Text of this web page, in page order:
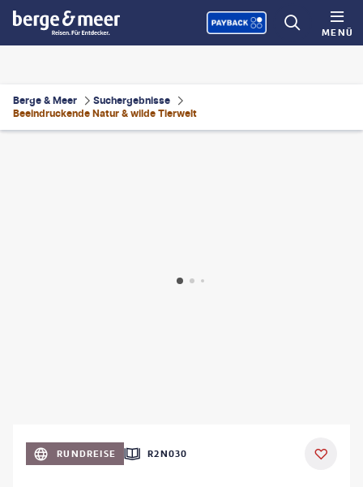
MENÜ
Berge & Meer
Suchergebnisse
Beeindruckende Natur & wilde Tierwelt
RUNDREISE R2N030